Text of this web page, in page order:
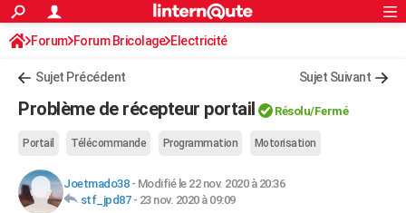
ACTUALITÉS
Politique
Société
Faits Divers
Education
Monde
Villes
+
AUTO
Essais
Réserver un essai
Citadines
Berlines
SUV
Forum auto
+HIGH-TECH
S'inscrire
Connexion
Forum Forum Bricolage Electricité
Sujet Précédent Sujet Suivant
Problème de récepteur portail Résolu/Fermé
Portail Télécommande Programmation Motorisation
Joetmado38- Modifié le 22 nov. 2020 à 20:36
stf_jpd87- 23 nov. 2020 à 09:09